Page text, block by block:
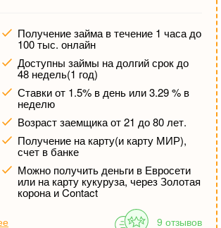
Получение займа в течение 1 часа до
100 тыс. онлайн
Доступны займы на долгий срок до
48 недель(1 год)
Ставки от 1.5% в день или 3.29 % в
неделю
Возраст заемщика от 21 до 80 лет.
Получение на карту(и карту МИР),
счет в банке
Можно получить деньги в Евросети
или на карту кукуруза, через Золотая
корона и Contact
9 отзывов